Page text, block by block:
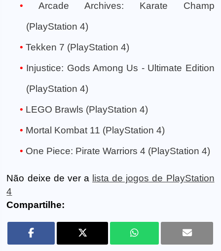
Arcade Archives: Karate Champ
(PlayStation 4)
Tekken 7 (PlayStation 4)
Injustice: Gods Among Us - Ultimate Edition
(PlayStation 4)
LEGO Brawls (PlayStation 4)
Mortal Kombat 11 (PlayStation 4)
One Piece: Pirate Warriors 4 (PlayStation 4)
Não deixe de ver a lista de jogos de PlayStation
4
Compartilhe: